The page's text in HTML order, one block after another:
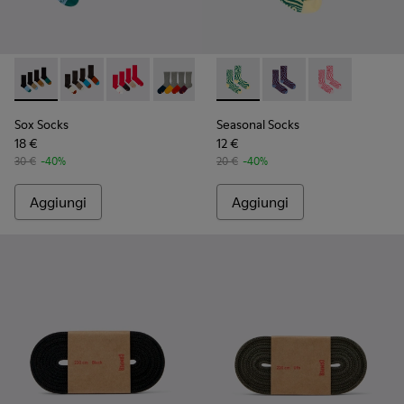
Sox Socks - KA00003-021 - Calzini di media lunghezza in
Sox Socks - KA00003-022 - Calze lunghe unisex
Sox Socks - KA00003-019
Sox Socks - KA00003-003
Sox Socks
18 €
30 € -40%
Aggiungi
Seasonal Socks -
Seasonal Socks -
Seasonal
Seasonal Socks
12 €
20 € -40%
Aggiungi